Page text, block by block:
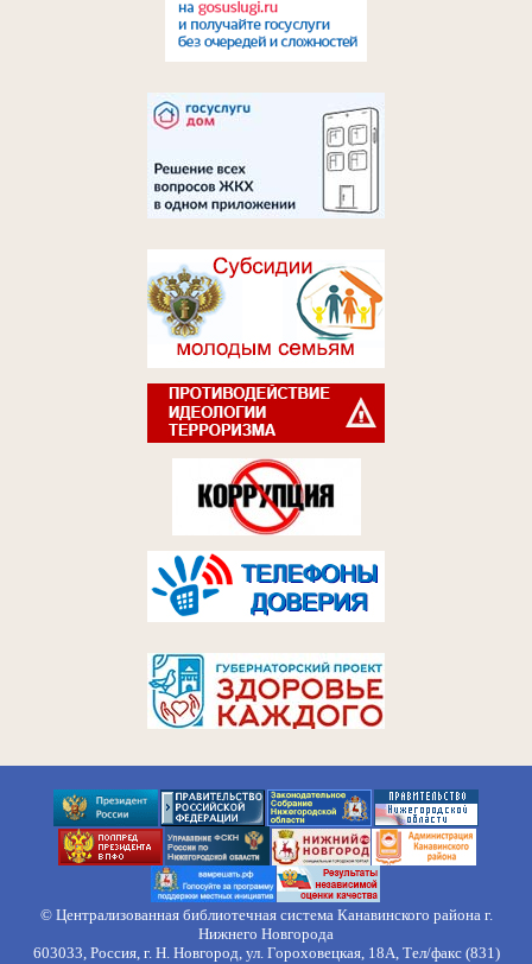
© Централизованная библиотечная система Канавинского района г.
Нижнего Новгорода
603033, Россия, г. Н. Новгород, ул. Гороховецкая, 18А, Тел/факс (831)